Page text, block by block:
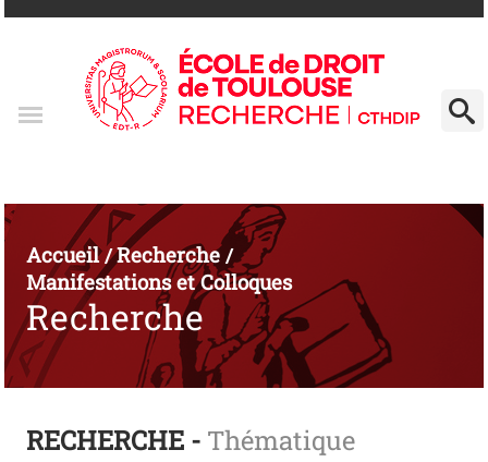
Accueil/Recherche/
Manifestations et Colloques
Recherche
RECHERCHE - Thématique